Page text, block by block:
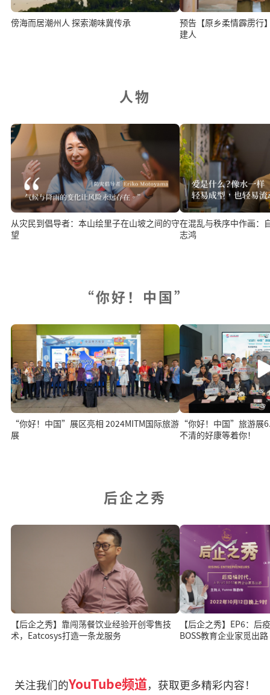
傍海而居潮州人 探索潮味冀传承
预告【原乡柔情霹雳行
建人
人物
从灾民到倡导者：本山绘里子在山坡之间的守
望
在混乱与秩序中作画：
志鸿
“你好！中国”
“你好！中国”展区亮相 2024MITM国际旅游
展
“你好！中国”旅游展
不清的好康等着你！
后企之秀
【后企之秀】靠闯荡餐饮业经验开创零售技
术，Eatcosys打造一条龙服务
【后企之秀】EP6：后
BOSS教育企业家觅出路
关注我们的YouTube频道，获取更多精彩内容！